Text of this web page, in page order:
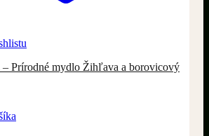
– Prírodné mydlo Žihľava a borovicový